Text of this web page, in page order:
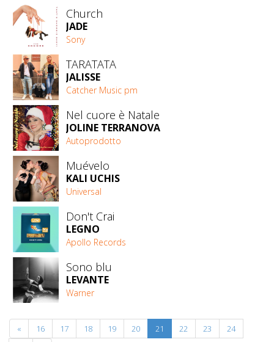
Church
JADE
Sony
TARATATA
JALISSE
Catcher Music pm
Nel cuore è Natale
JOLINE TERRANOVA
Autoprodotto
Muévelo
KALI UCHIS
Universal
Don't Crai
LEGNO
Apollo Records
Sono blu
LEVANTE
Warner
« 16 17 18 19 20 21 22 23
24